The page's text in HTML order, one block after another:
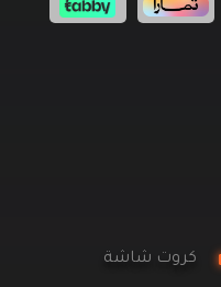
كروت شاشة